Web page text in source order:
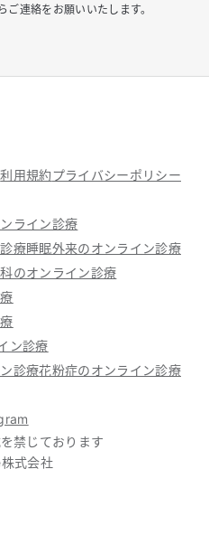
ご連絡をお願いいたします。
利用規約プライバシーポリシー
ライン診療
療睡眠外来のオンライン診療
のオンライン診療
ン診療
診療花粉症のオンライン診療
禁じております
式会社